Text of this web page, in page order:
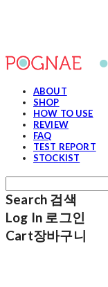
ABOUT
SHOP
HOW TO USE
REVIEW
FAQ
TEST REPORT
STOCKIST
Search 검색
Log In 로그인
Cart장바구니